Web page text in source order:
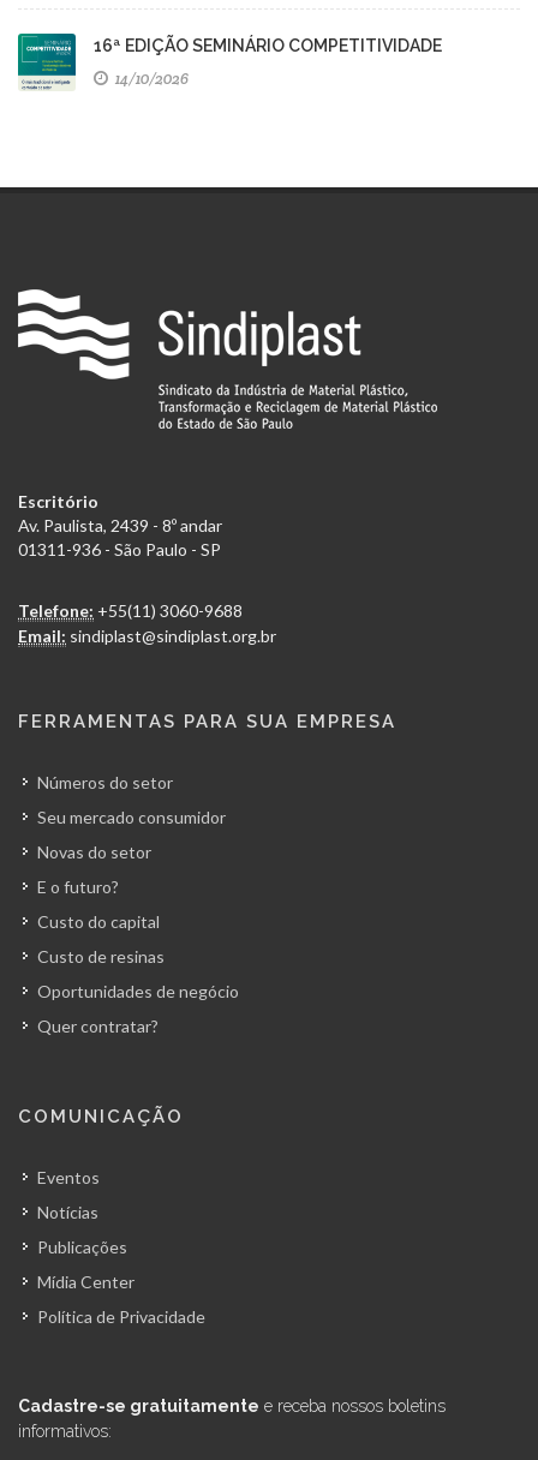
16ª EDIÇÃO SEMINÁRIO COMPETITIVIDADE
14/10/2026
Escritório
Av. Paulista, 2439 - 8º andar
01311-936 - São Paulo - SP
Telefone: +55(11) 3060-9688
Email: sindiplast@sindiplast.org.br
FERRAMENTAS PARA SUA EMPRESA
Números do setor
Seu mercado consumidor
Novas do setor
E o futuro?
Custo do capital
Custo de resinas
Oportunidades de negócio
Quer contratar?
COMUNICAÇÃO
Eventos
Notícias
Publicações
Mídia Center
Política de Privacidade
Cadastre-se gratuitamente e receba nossos boletins
informativos: